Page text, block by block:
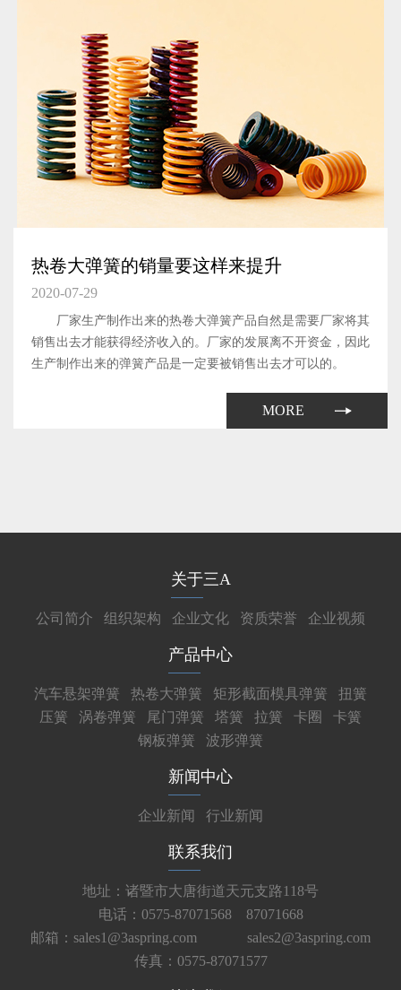
热卷大弹簧的销量要这样来提升
2020-07-29
厂家生产制作出来的热卷大弹簧产品自然是需要厂家将其
销售出去才能获得经济收入的。厂家的发展离不开资金，因此
生产制作出来的弹簧产品是一定要被销售出去才可以的。
MORE
关于三A
公司简介 组织架构 企业文化 资质荣誉 企业视频
产品中心
汽车悬架弹簧 热卷大弹簧 矩形截面模具弹簧
扭簧
压簧
涡卷弹簧 尾门弹簧 塔簧 拉簧 卡圈
卡簧
钢板弹簧
波形弹簧
新闻中心
企业新闻 行业新闻
联系我们
地址：诸暨市大唐街道天元支路118号
电话：0575-87071568 87071668
邮箱：sales1@3aspring.com
sales2@3aspring.com
传真：0575-87071577